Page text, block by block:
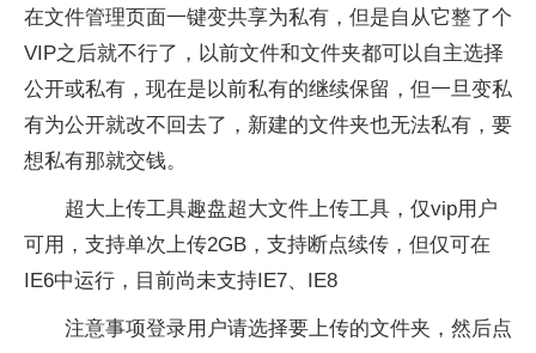
在文件管理页面一键变共享为私有，但是自从它整了个
VIP之后就不行了，以前文件和文件夹都可以自主选择
公开或私有，现在是以前私有的继续保留，但一旦变私
有为公开就改不回去了，新建的文件夹也无法私有，要
想私有那就交钱。
超大上传工具趣盘超大文件上传工具，仅vip用户
可用，支持单次上传2GB，支持断点续传，但仅可在
IE6中运行，目前尚未支持IE7、IE8
注意事项登录用户请选择要上传的文件夹，然后点